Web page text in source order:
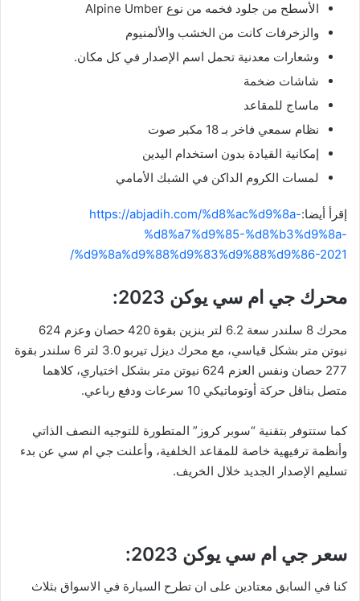
الأسطح من جلود فخمه من نوع Alpine Umber
والزخرفات كانت من الخشب والألمنيوم
وشعارات معدنية تحمل اسم الإصدار في كل مكان.
شاشات ضخمة
ماساج للمقاعد
نظام سمعي فاخر بـ 18 مكبر صوت
إمكانية القيادة بدون استخدام اليدين
لمسات الكروم الداكن في الشبك الأمامي
إقرأ أيضا:https://abjadih.com/%d8%ac%d9%8a-
%d8%a7%d9%85-%d8%b3%d9%8a-
%d9%8a%d9%88%d9%83%d9%88%d9%86-2021/
محرك جي ام سي يوكن 2023:
محرك 8 سلندر سعة 6.2 لتر بنزين بقوة 420 حصان وعزم 624
نيوتن متر بشكل قياسي، مع محرك ديزل تيربو 3.0 لتر 6 سلندر بقوة
277 حصان ونفس العزم 624 نيوتن متر بشكل اختياري، كلاهما
متصل بناقل حركة أوتوماتيكي 10 سرعات ودفع رباعي.
كما ستتوفر بتقنية “سوبر كروز” المتطورة للتوجيه النصف الذاتي
وأنظمة ترفيهية خاصة للمقاعد الخلفية، وأعلنت جي ام سي عن بدء
تسليم الإصدار الجديد خلال الخريف.
سعر جي ام سي يوكن 2023:
كنا في السابق معتادين على ان تطرح السيارة في الاسواق بثلاث